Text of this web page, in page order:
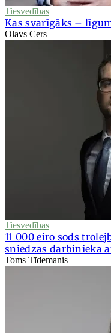
Tiesvedības
Kas svarīgāks –
Olavs Cers
Tiesvedības
11 000 eiro sods
sniedzas darbinieka
Toms Tīdemanis